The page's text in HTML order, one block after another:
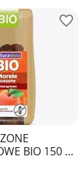
BIO 150 g -